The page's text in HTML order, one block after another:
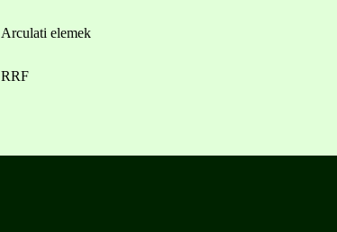
Arculati elemek
RRF